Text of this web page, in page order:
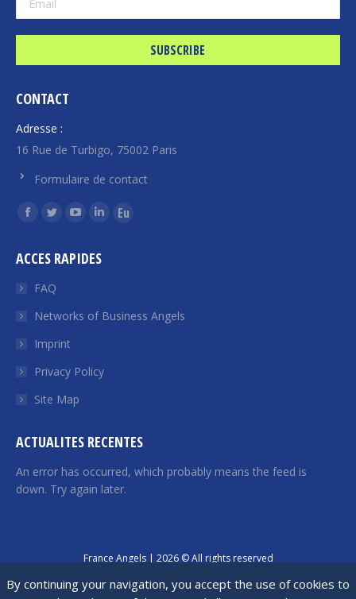
By continuing your navigation, you accept the use of cookies to
CONTACT
Adresse :
16 Rue de Turbigo, 75002 Paris
Formulaire de contact
Find us on:
Facebook
opens
window
Twitter
opens
in
window
YouTube
opens
window
Linkedin
opens
window
Euroquity
window
ACCES RAPIDES
FAQ
Networks of Business Angels
Imprint
Privacy Policy
Site Map
ACTUALITES RECENTES
An error has occurred, which probably means the feed is
down. Try again later.
France Angels | 2026 © All rights reserved